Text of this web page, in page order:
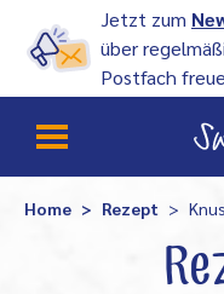
Jetzt zum
über
Postfach
Home Rezept